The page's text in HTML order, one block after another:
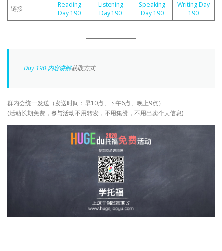
链接
Reading
Day 190
Listening
Day 190
Speaking
Day 190
Writing Day
190
Day 190 内容讲解获取方式
群内会统一发送（发送时间：早10点、下午6点、晚上9点）
(活动长期免费，参与活动不用转发，不用集赞，不用出卖个人信息)